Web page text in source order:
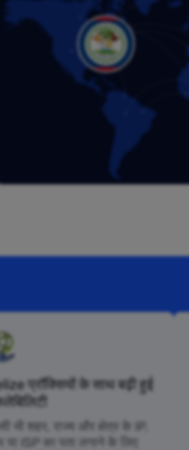
प्रॉक्सियों के साथ बढ़ी हुई
भी शहर, राज्य और क्षेत्र के IP,
या ISP का पता लगाने के लिए